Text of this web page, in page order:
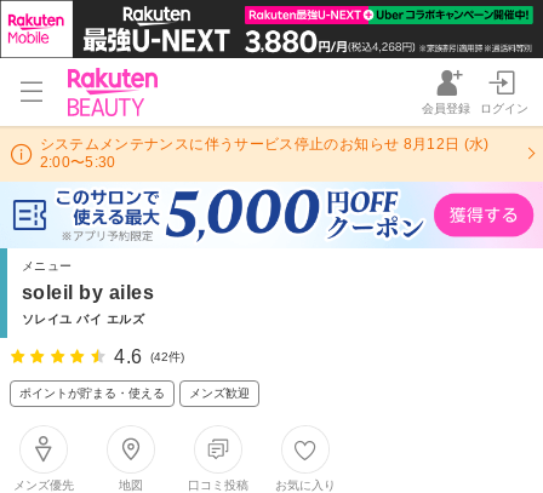
会員登録 ログイン
システムメンテナンスに伴うサービス停止のお知らせ 8月12日 (水)
2:00〜5:30
メニュー
soleil by ailes
ソレイユ バイ エルズ
4.6 (42件)
ポイントが貯まる・使える メンズ歓迎
メンズ優先
地図
口コミ投稿
お気に入り